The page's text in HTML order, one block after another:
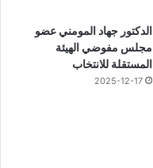
الدكتور جهاد المومني عضو
مجلس مفوضي الهيئة
المستقلة للانتخاب
2025-12-17